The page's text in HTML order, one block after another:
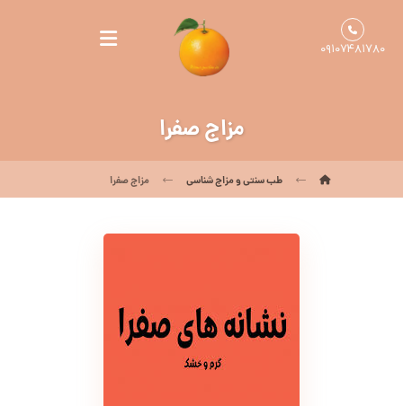
۰۹۱۰۷۴۸۱۷۸۰
مزاج صفرا
طب سنتی و مزاج شناسی مزاج صفرا